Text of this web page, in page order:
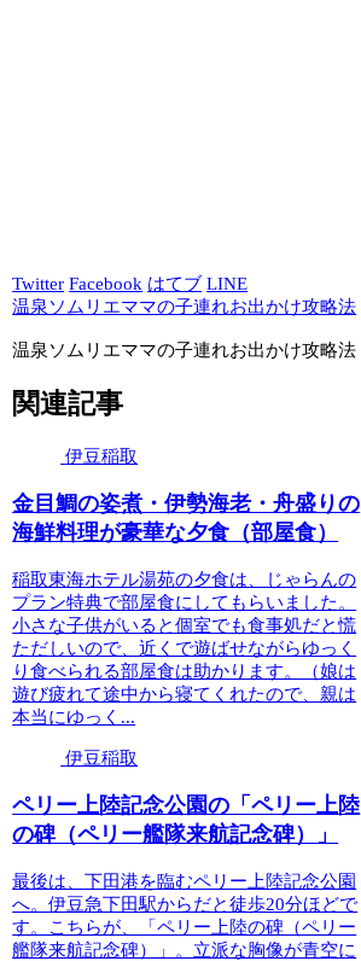
Twitter Facebook はてブ LINE
温泉ソムリエママの子連れお出かけ攻略法
温泉ソムリエママの子連れお出かけ攻略法
関連記事
伊豆稲取
金目鯛の姿煮・伊勢海老・舟盛りの
海鮮料理が豪華な夕食（部屋食）
稲取東海ホテル湯苑の夕食は、じゃらんの
プラン特典で部屋食にしてもらいました。
小さな子供がいると個室でも食事処だと慌
ただしいので、近くで遊ばせながらゆっく
り食べられる部屋食は助かります。（娘は
遊び疲れて途中から寝てくれたので、親は
本当にゆっく...
伊豆稲取
ペリー上陸記念公園の「ペリー上陸
の碑（ペリー艦隊来航記念碑）」
最後は、下田港を臨むペリー上陸記念公園
へ。伊豆急下田駅からだと徒歩20分ほどで
す。こちらが、「ペリー上陸の碑（ペリー
艦隊来航記念碑）」。立派な胸像が青空に